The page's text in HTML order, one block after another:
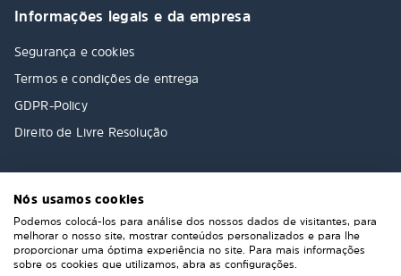
Informações legais e da empresa
Segurança e cookies
Termos e condições de entrega
GDPR-Policy
Direito de Livre Resolução
Nós usamos cookies
Podemos colocá-los para análise dos nossos dados de visitantes, para
melhorar o nosso site, mostrar conteúdos personalizados e para lhe
proporcionar uma óptima experiência no site. Para mais informações
sobre os cookies que utilizamos, abra as configurações.